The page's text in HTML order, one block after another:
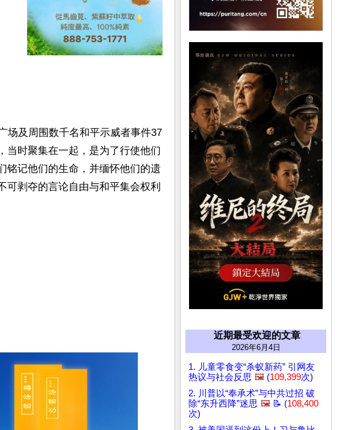
场及周围数千名和平示威者事件37
当时聚集在一起，是为了行使他们
铭记他们的生命，并缅怀他们的遗
可剥夺的言论自由与和平集会权利
近期最受欢迎的文章
2026年6月4日
1. 儿童零食变“杀蚁新药” 引网友
热议与社会反思 🖼️ (109,399次)
2. 川普以“奉承术”与中共过招 破
除“东升西降”迷思 🖼️ 📝 (108,400
次)